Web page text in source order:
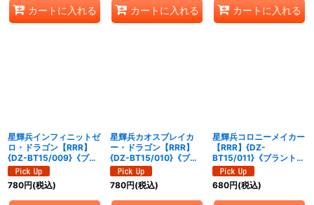
カートに入れる カートに入れる カートに入れる
星輝兵インフィニットゼ
ロ・ドラゴン【RRR】
{DZ-BT15/009}《ブラ
ントゲート》
780円(税込)
星輝兵カオスブレイカ
ー・ドラゴン【RRR】
{DZ-BT15/010}《ブラ
ントゲート》
780円(税込)
星輝兵コロニーメイカー
【RRR】{DZ-
BT15/011}《ブラントゲ
ート》
680円(税込)